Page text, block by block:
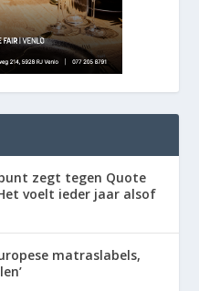
zegt tegen Quote
voelt ieder jaar alsof
matraslabels,